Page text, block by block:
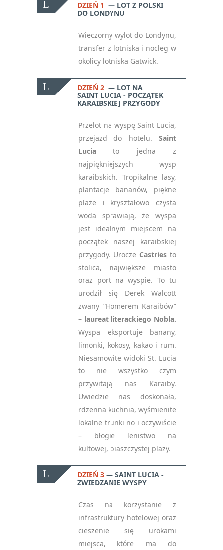
DZIEŃ 1
LOT Z POLSKI
DO LONDYNU
Wieczorny wylot do Londynu,
transfer z lotniska i nocleg w
okolicy lotniska Gatwick.
DZIEŃ 2
LOT NA
SAINT LUCIA - POCZĄTEK
KARAIBSKIEJ PRZYGODY
Przelot na wyspę Saint Lucia,
przejazd do hotelu. Saint
Lucia to jedna z
najpiękniejszych wysp
karaibskich. Tropikalne lasy,
plantacje bananów, piękne
plaże i kryształowo czysta
woda sprawiają, że wyspa
jest idealnym miejscem na
początek naszej karaibskiej
przygody. Urocze Castries to
stolica, największe miasto
oraz port na wyspie. To tu
urodził się Derek Walcott
zwany “Homerem Karaibów”
– laureat literackiego Nobla.
Wyspa eksportuje banany,
limonki, kokosy, kakao i rum.
Niesamowite widoki St. Lucia
to nie wszystko czym
przywitają nas Karaiby.
Uwiedzie nas doskonała,
rdzenna kuchnia, wyśmienite
lokalne trunki no i oczywiście
– błogie lenistwo na
kultowej, piaszczystej plaży.
DZIEŃ 3
SAINT LUCIA -
ZWIEDZANIE WYSPY
Czas na korzystanie z
infrastruktury hotelowej oraz
cieszenie się urokami
miejsca, które ma do